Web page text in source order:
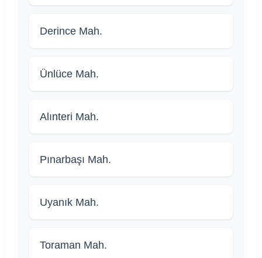
Derince Mah.
Ünlüce Mah.
Alınteri Mah.
Pınarbaşı Mah.
Uyanık Mah.
Toraman Mah.